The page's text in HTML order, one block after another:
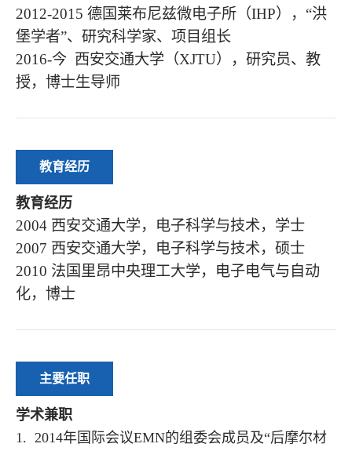
2012-2015 德国莱布尼兹微电子所（IHP），“洪
堡学者”、研究科学家、项目组长
2016-今 西安交通大学（XJTU），研究员、教
授，博士生导师
教育经历
教育经历
2004 西安交通大学，电子科学与技术，学士
2007 西安交通大学，电子科学与技术，硕士
2010 法国里昂中央理工大学，电子电气与自动
化，博士
主要任职
学术兼职
1. 2014年国际会议EMN的组委会成员及“后摩尔材